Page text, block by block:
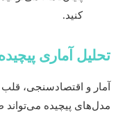
آماری پیچیده و
و اقتصادسنجی، قلب
پیچیده می‌تواند